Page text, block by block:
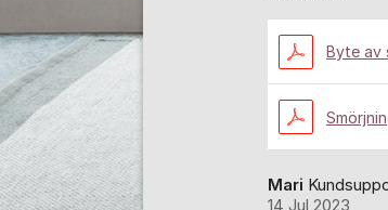
Byte av
Mari
14 Jul 2023